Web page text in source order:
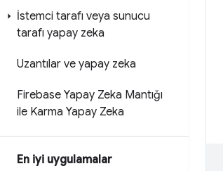
İstemci tarafı veya sunucu
tarafı yapay zeka
Uzantılar ve yapay zeka
Firebase Yapay Zeka Mantığı
ile Karma Yapay Zeka
En iyi uygulamalar